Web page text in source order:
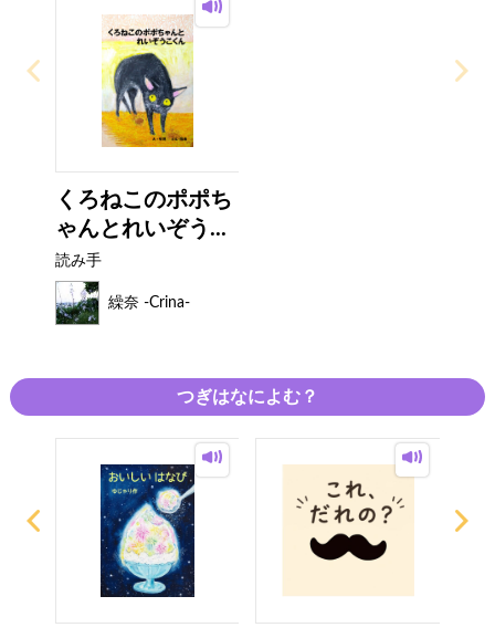
くろねこのポポち
ゃんとれいぞう...
読み手
繰奈 -Crina-
つぎはなによむ？